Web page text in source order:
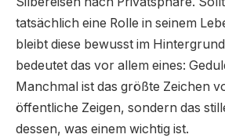
tatsächlich eine Rolle in seinem
bleibt diese bewusst im
bedeutet das vor allem eines:
Manchmal ist das größte Zeichen
öffentliche Zeigen, sondern das
dessen, was einem wichtig ist.